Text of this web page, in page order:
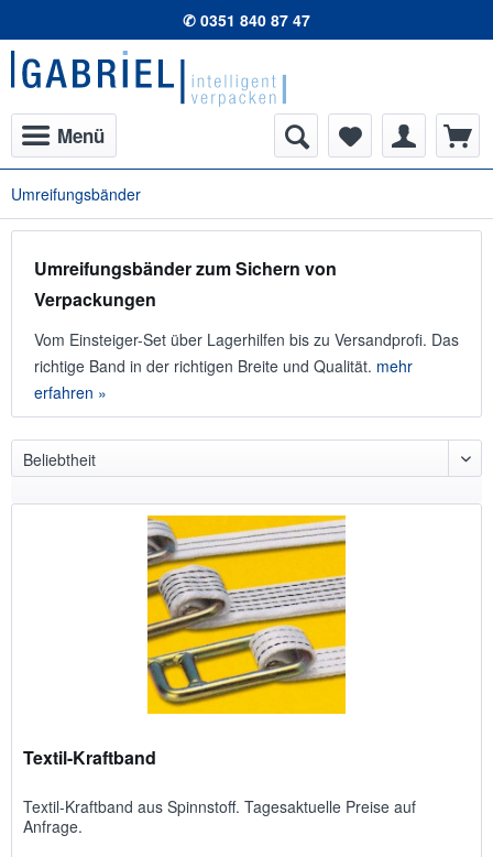
✆ 0351 840 87 47
Menü
Umreifungsbänder
Umreifungsbänder zum Sichern von
Verpackungen
Vom Einsteiger-Set über Lagerhilfen bis zu Versandprofi. Das
richtige Band in der richtigen Breite und Qualität. mehr
erfahren »
Textil-Kraftband
Textil-Kraftband aus Spinnstoff. Tagesaktuelle Preise auf
Anfrage.